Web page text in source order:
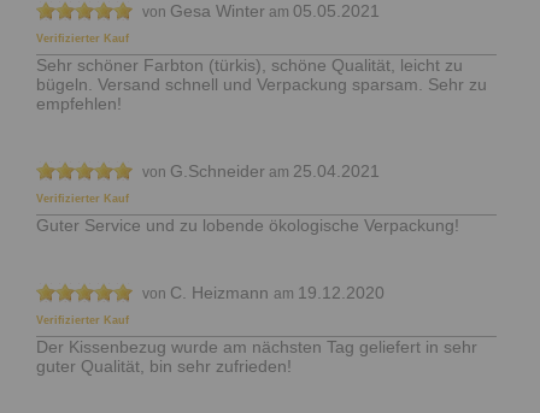
Verifizierter Kauf
von Gesa Winter am 05.05.2021
Sehr schöner Farbton (türkis), schöne Qualität, leicht zu
bügeln. Versand schnell und Verpackung sparsam. Sehr zu
empfehlen!
Verifizierter Kauf
von G.Schneider am 25.04.2021
Guter Service und zu lobende ökologische Verpackung!
Verifizierter Kauf
von C. Heizmann am 19.12.2020
Der Kissenbezug wurde am nächsten Tag geliefert in sehr
guter Qualität, bin sehr zufrieden!